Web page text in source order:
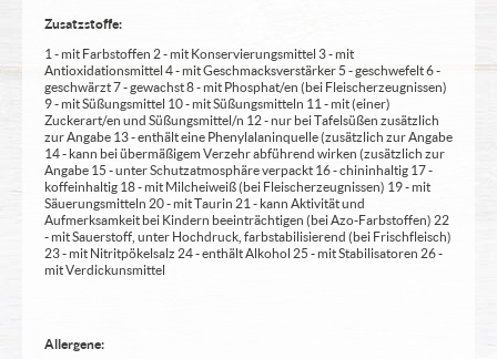
Zusatzstoffe:
1 - mit Farbstoffen 2 - mit Konservierungsmittel 3 - mit
Antioxidationsmittel 4 - mit Geschmacksverstärker 5 - geschwefelt 6 -
geschwärzt 7 - gewachst 8 - mit Phosphat/en (bei Fleischerzeugnissen)
9 - mit Süßungsmittel 10 - mit Süßungsmitteln 11 - mit (einer)
Zuckerart/en und Süßungsmittel/n 12 - nur bei Tafelsüßen zusätzlich
zur Angabe 13 - enthält eine Phenylalaninquelle (zusätzlich zur Angabe
14 - kann bei übermäßigem Verzehr abführend wirken (zusätzlich zur
Angabe 15 - unter Schutzatmosphäre verpackt 16 - chininhaltig 17 -
koffeinhaltig 18 - mit Milcheiweiß (bei Fleischerzeugnissen) 19 - mit
Säuerungsmitteln 20 - mit Taurin 21 - kann Aktivität und
Aufmerksamkeit bei Kindern beeinträchtigen (bei Azo-Farbstoffen) 22
- mit Sauerstoff, unter Hochdruck, farbstabilisierend (bei Frischfleisch)
23 - mit Nitritpökelsalz 24 - enthält Alkohol 25 - mit Stabilisatoren 26 -
mit Verdickunsmittel
Allergene: